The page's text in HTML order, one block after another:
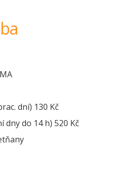
dní) 130 Kč
dny do 14 h) 520 Kč